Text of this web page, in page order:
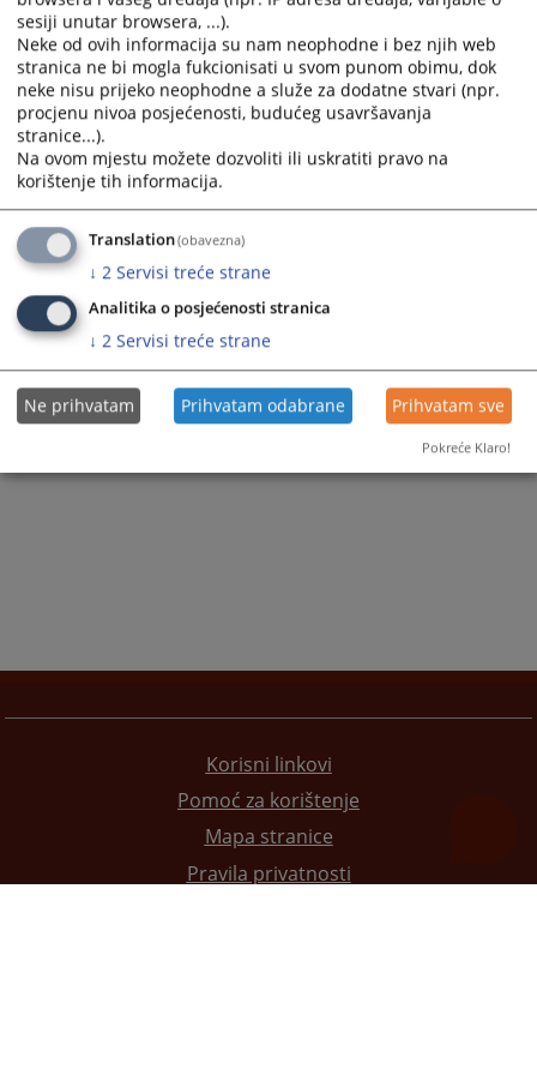
Plan nabavki za 2022. godinu
638PREGLEDA
Korisni linkovi
Pomoć za korištenje
Mapa stranice
Pravila privatnosti
sesiji unutar browsera, ...).
Neke od ovih informacija su nam neophodne i bez njih web
stranica ne bi mogla fukcionisati u svom punom obimu, dok
neke nisu prijeko neophodne a služe za dodatne stvari (npr.
procjenu nivoa posjećenosti, budućeg usavršavanja
stranice...).
Na ovom mjestu možete dozvoliti ili uskratiti pravo na
korištenje tih informacija.
Translation(obavezna)
↓ 2 Servisi treće strane
Analitika o posjećenosti stranica
↓ 2 Servisi treće strane
Ne prihvatam Prihvatam odabrane Prihvatam sve
Pokreće Klaro!